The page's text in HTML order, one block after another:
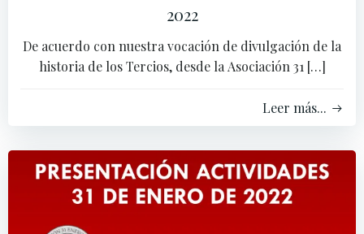
2022
De acuerdo con nuestra vocación de divulgación de la
historia de los Tercios, desde la Asociación 31 […]
Leer más...